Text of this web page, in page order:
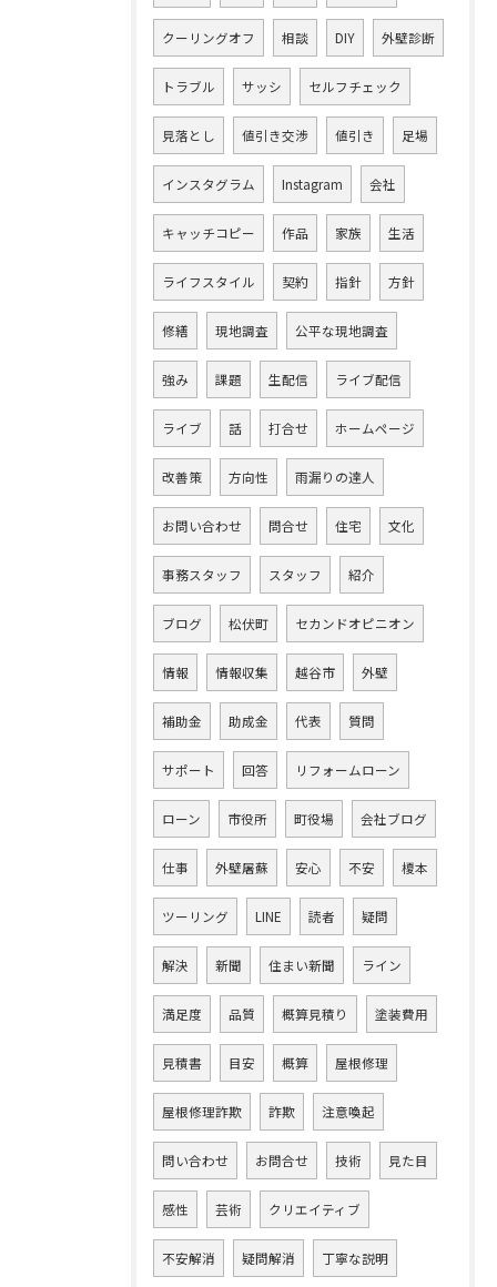
クーリングオフ 相談 DIY 外壁診断
トラブル サッシ セルフチェック
見落とし 値引き交渉 値引き 足場
インスタグラム Instagram 会社
キャッチコピー 作品 家族 生活
ライフスタイル 契約 指針 方針
修繕 現地調査 公平な現地調査
強み 課題 生配信 ライブ配信
ライブ 話 打合せ ホームページ
改善策 方向性 雨漏りの達人
お問い合わせ 問合せ 住宅 文化
事務スタッフ スタッフ 紹介
ブログ 松伏町 セカンドオピニオン
情報 情報収集 越谷市 外壁
補助金 助成金 代表 質問
サポート 回答 リフォームローン
ローン 市役所 町役場 会社ブログ
仕事 外壁屠蘇 安心 不安 榎本
ツーリング LINE 読者 疑問
解決 新聞 住まい新聞 ライン
満足度 品質 概算見積り 塗装費用
見積書 目安 概算 屋根修理
屋根修理詐欺 詐欺 注意喚起
問い合わせ お問合せ 技術 見た目
感性 芸術 クリエイティブ
不安解消 疑問解消 丁寧な説明